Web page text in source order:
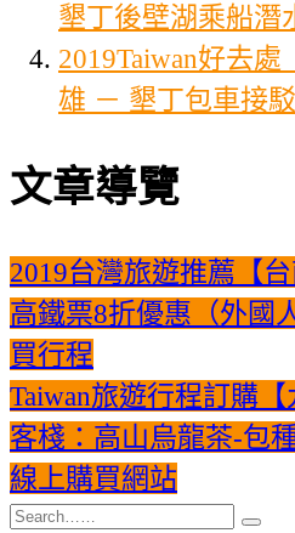
墾丁後壁湖乘船潛
2019Taiwan好去
雄 － 墾丁包車接
文章導覽
2019台灣旅遊推薦【
高鐵票8折優惠（外國
買行程
Taiwan旅遊行程訂購
客棧：高山烏龍茶-包
線上購買網站